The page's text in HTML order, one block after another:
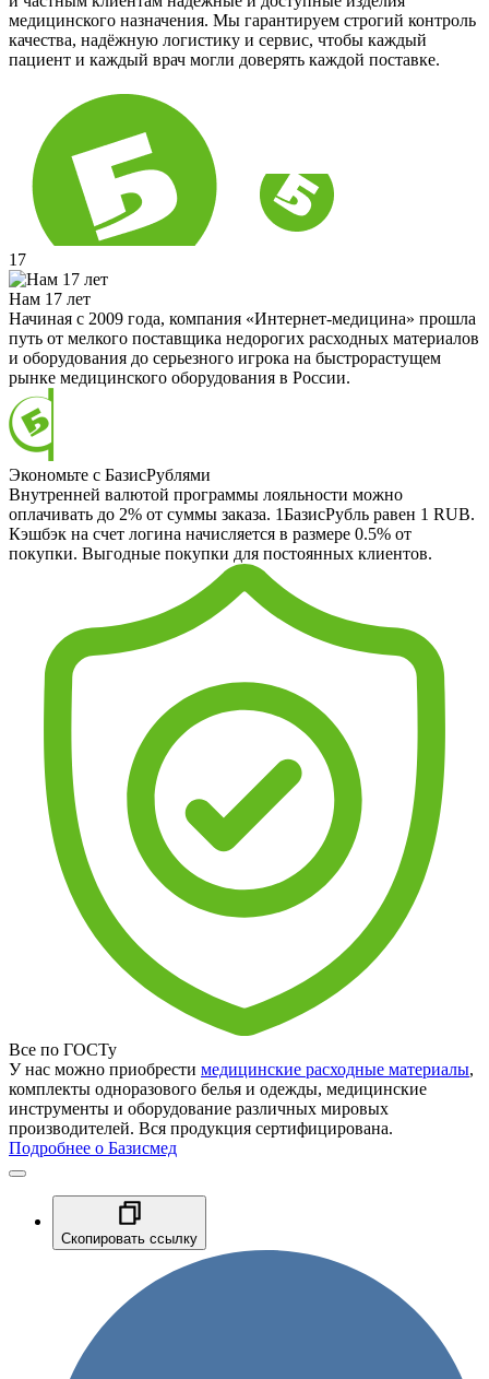
медицинского назначения. Мы гарантируем строгий контроль
качества, надёжную логистику и сервис, чтобы каждый
пациент и каждый врач могли доверять каждой поставке.
17
Нам 17 лет
Начиная с 2009 года, компания «Интернет-медицина» прошла
путь от мелкого поставщика недорогих расходных материалов
и оборудования до серьезного игрока на быстрорастущем
рынке медицинского оборудования в России.
Экономьте с БазисРублями
Внутренней валютой программы лояльности можно
оплачивать до 2% от суммы заказа. 1БазисРубль равен 1 RUB.
Кэшбэк на счет логина начисляется в размере 0.5% от
покупки. Выгодные покупки для постоянных клиентов.
Все по ГОСТу
У нас можно приобрести медицинские расходные материалы,
комплекты одноразового белья и одежды, медицинские
инструменты и оборудование различных мировых
производителей. Вся продукция сертифицирована.
Подробнее о Базисмед
Скопировать ссылку